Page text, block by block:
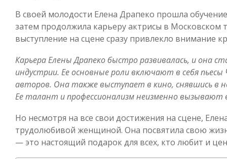
В своей молодости Елена Драпеко прошла
затем продолжила карьеру актрисы в Московском
выступление на сцене сразу привлекло внимание
Карьера Елены Драпеко быстро развивалась, и она
индустрии. Ее основные роли включают в себя пьесы
авторов. Она также выступает в кино, снявшись в
Ее талант и профессионализм неизменно вызывают
Но несмотря на все свои достижения на сцене,
трудолюбивой женщиной. Она посвятила свою
— это настоящий подарок для всех, кто любит и